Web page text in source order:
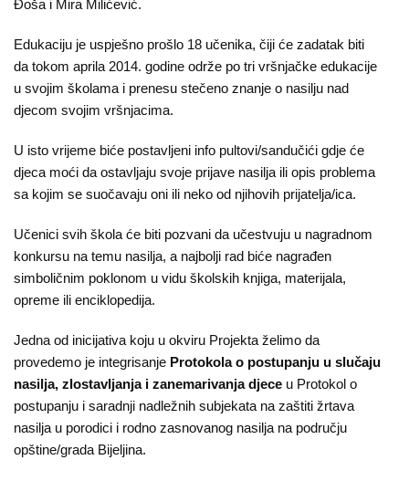
English
Kontakt
Đoša i Mira Milićević.
Edukaciju je uspješno prošlo 18 učenika, čiji će zadatak biti
da tokom aprila 2014. godine održe po tri vršnjačke edukacije
u svojim školama i prenesu stečeno znanje o nasilju nad
djecom svojim vršnjacima.
U isto vrijeme biće postavljeni info pultovi/sandučići gdje će
djeca moći da ostavljaju svoje prijave nasilja ili opis problema
sa kojim se suočavaju oni ili neko od njihovih prijatelja/ica.
Učenici svih škola će biti pozvani da učestvuju u nagradnom
konkursu na temu nasilja, a najbolji rad biće nagrađen
simboličnim poklonom u vidu školskih knjiga, materijala,
opreme ili enciklopedija.
Jedna od inicijativa koju u okviru Projekta želimo da
provedemo je integrisanje Protokola o postupanju u slučaju
nasilja, zlostavljanja i zanemarivanja djece u Protokol o
postupanju i saradnji nadležnih subjekata na zaštiti žrtava
nasilja u porodici i rodno zasnovanog nasilja na području
opštine/grada Bijeljina.